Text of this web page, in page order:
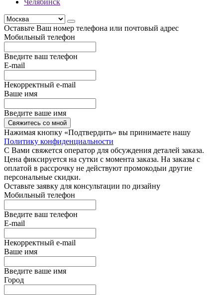
Оставьте Ваш номер телефона или почтовый адрес
Мобильный телефон
Введите ваш телефон
E-mail
Некорректный e-mail
Ваше имя
Введите ваше имя
Свяжитесь со мной
Нажимая кнопку «Подтвердить» вы принимаете нашу
Политику конфиденциальности
С Вами свяжется оператор для обсуждения деталей заказа.
Цена фиксируется на сутки с момента заказа. На заказы с
оплатой в рассрочку не действуют промокодыи другие
персональные скидки.
Оставьте заявку для консультации по дизайну
Мобильный телефон
Введите ваш телефон
E-mail
Некорректный e-mail
Ваше имя
Введите ваше имя
Город